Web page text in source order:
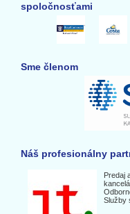
spoločnosťami
Sme členom
Náš profesionálny
Predaj
Služby